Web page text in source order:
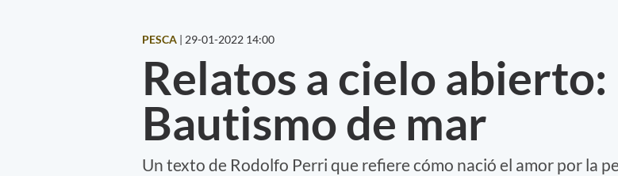
PESCA | 29-01-2022 14:00
Relatos a cielo abierto:
Bautismo de mar
Un texto de Rodolfo Perri que refiere cómo nació el amor por la